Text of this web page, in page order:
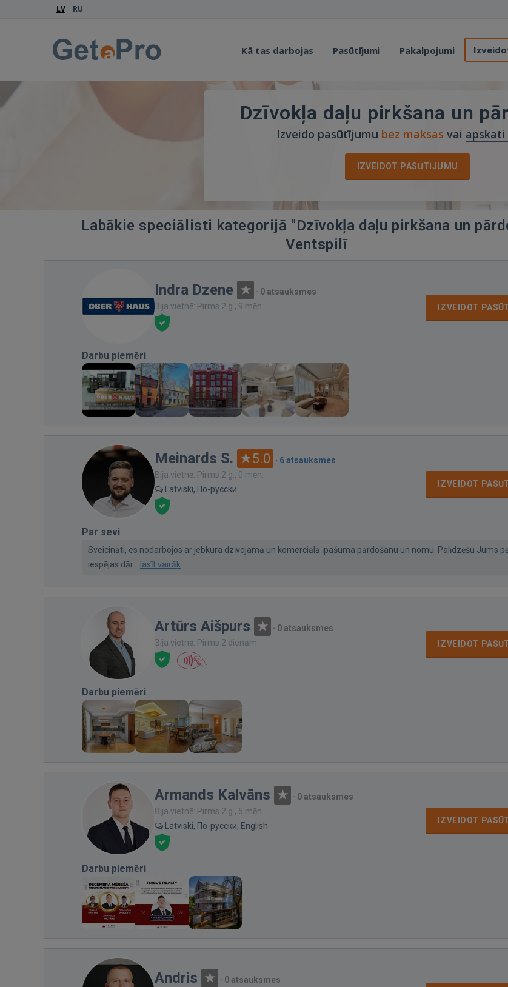
LV RU
Kā tas darbojas Pasūtījumi Pakalpojumi
Dzīvokļa daļu pirkšana un
Izveido pasūtījumu bez maksas vai apskati
IZVEIDOT PASŪTĪJUMU
Labākie speciālisti kategorijā "Dzīvokļa daļu pirkšana un
Ventspilī
Indra Dzene · 0 atsauksmes
Bija vietnē: Pirms 2 g., 9 mēn.
IZVEIDOT
Darbu piemēri
Meinards S. 5.0 · 6 atsauksmes
Bija vietnē: Pirms 2 g., 0 mēn.
Latviski, По-русски
IZVEIDOT
Par sevi
Sveicināti, es nodarbojos ar jebkura dzīvojamā un komerciālā īpašuma pārdošanu un nomu. Palīdzēšu Jums
iespējas dār...
lasīt vairāk
Artūrs Aišpurs · 0 atsauksmes
Bija vietnē: Pirms 2 dienām
IZVEIDOT
Darbu piemēri
Armands Kalvāns · 0 atsauksmes
Bija vietnē: Pirms 2 g., 5 mēn.
Latviski, По-русски, English
IZVEIDOT
Darbu piemēri
Andris · 0 atsauksmes